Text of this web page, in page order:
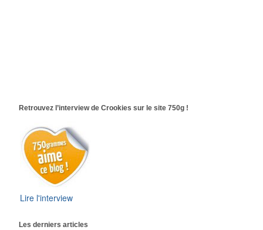
Retrouvez l’interview de Crookies sur le site 750g !
Lire l'interview
Les derniers articles